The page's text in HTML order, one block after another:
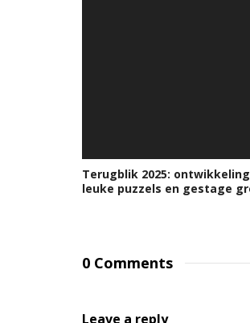
Terugblik 2025:
leuke puzzels en gestage
0 Comments
Leave a reply